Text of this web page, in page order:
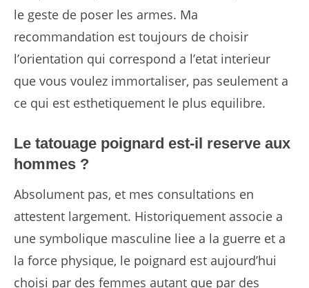
le geste de poser les armes. Ma
recommandation est toujours de choisir
l’orientation qui correspond a l’etat interieur
que vous voulez immortaliser, pas seulement a
ce qui est esthetiquement le plus equilibre.
Le tatouage poignard est-il reserve aux
hommes ?
Absolument pas, et mes consultations en
attestent largement. Historiquement associe a
une symbolique masculine liee a la guerre et a
la force physique, le poignard est aujourd’hui
choisi par des femmes autant que par des